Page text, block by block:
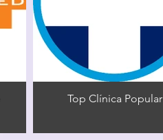
Top Clínica Popular